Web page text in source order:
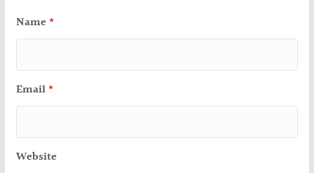
Name *
Email *
Website